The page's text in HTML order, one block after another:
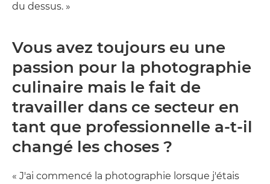
du dessus. »
Vous avez toujours eu une
passion pour la photographie
culinaire mais le fait de
travailler dans ce secteur en
tant que professionnelle a-t-il
changé les choses ?
« J'ai commencé la photographie lorsque j'étais